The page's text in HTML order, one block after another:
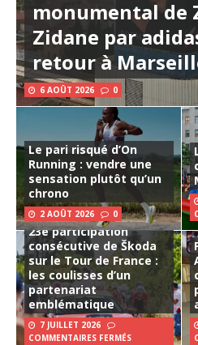
monumental de
Zidane par
retour à
6 AOÛT 2026 0
Le pari risqué d’On
Running : vendre une
sensation plutôt qu’un
chrono
2 AOÛT 2026 0
23e participation
consécutive de Škoda
sur le Tour de France :
les coulisses d’un
partenariat
emblématique
7 JUILLET 2026
COMMENTAIRES FERMÉS